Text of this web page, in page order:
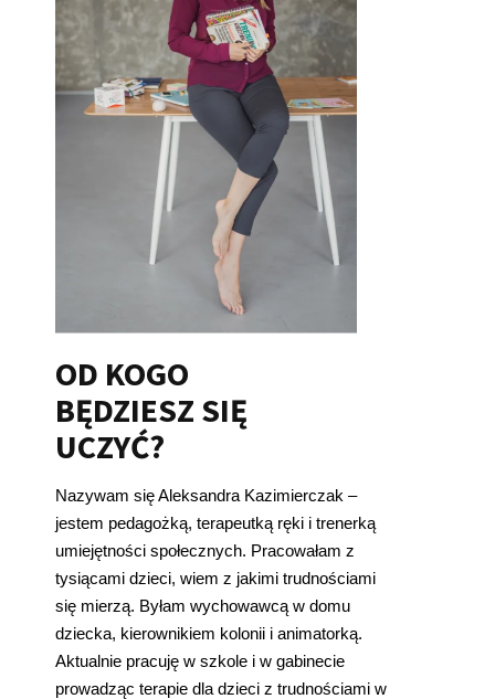
OD KOGO
BĘDZIESZ SIĘ
UCZYĆ?
Nazywam się Aleksandra Kazimierczak –
jestem pedagożką, terapeutką ręki i trenerką
umiejętności społecznych. Pracowałam z
tysiącami dzieci, wiem z jakimi trudnościami
się mierzą. Byłam wychowawcą w domu
dziecka, kierownikiem kolonii i animatorką.
Aktualnie pracuję w szkole i w gabinecie
prowadząc terapie dla dzieci z trudnościami w